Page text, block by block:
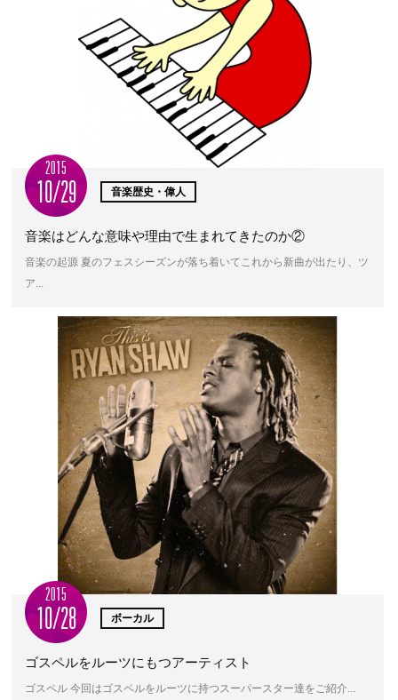
2015
10/29 音楽歴史・偉人
音楽はどんな意味や理由で生まれてきたのか②
音楽の起源 夏のフェスシーズンが落ち着いてこれから新曲が出たり、ツ
ア...
2015
10/28 ボーカル
ゴスペルをルーツにもつアーティスト
ゴスペル 今回はゴスペルをルーツに持つスーパースター達をご紹介...